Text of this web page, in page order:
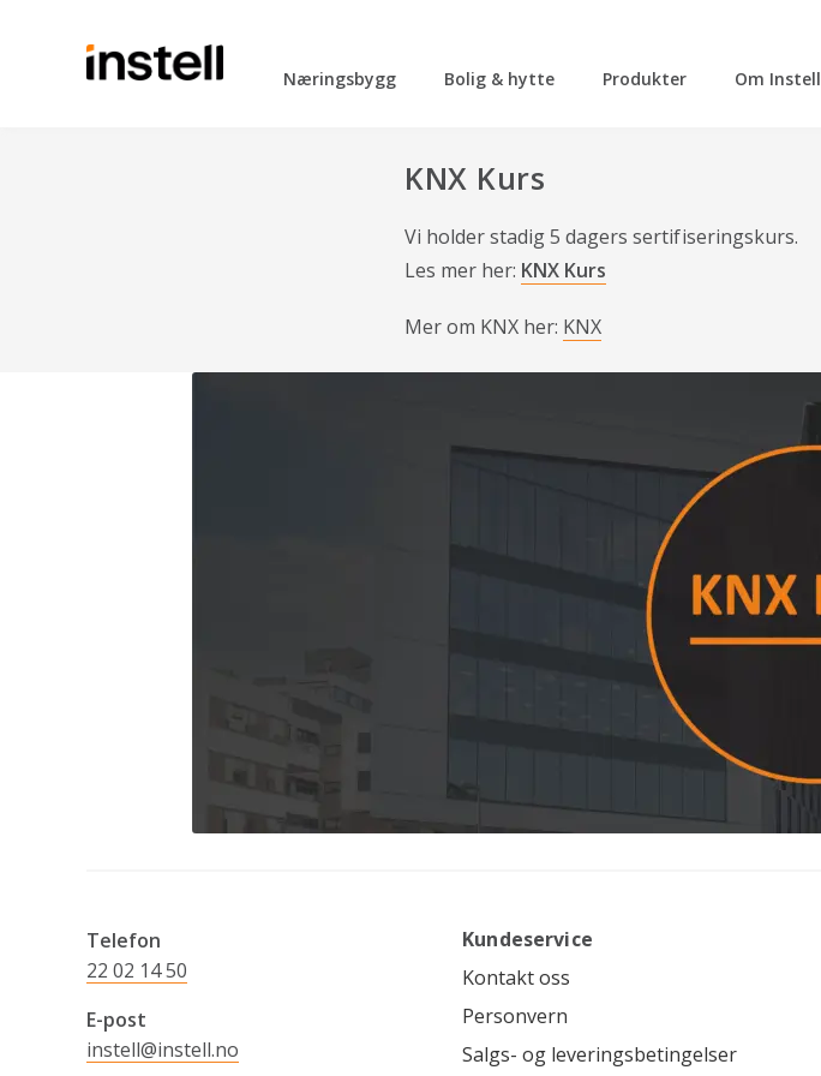
Næringsbygg Bolig & hytte Produkter Om Instell
KNX Kurs
Vi holder stadig 5 dagers sertifiseringskurs.
Les mer her: KNX Kurs
Mer om KNX her: KNX
Telefon
22 02 14 50
E-post
instell@instell.no
Kundeservice
Kontakt oss
Personvern
Salgs- og leveringsbetingelser